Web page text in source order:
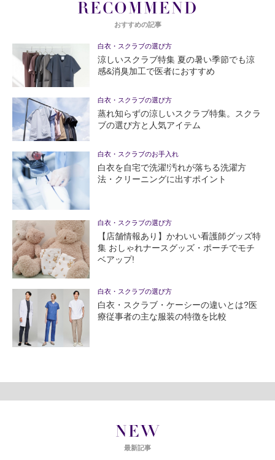
RECOMMEND
おすすめの記事
白衣・スクラブの選び方
涼しいスクラブ特集 夏の暑い季節でも涼
感&消臭加工で医者におすすめ
白衣・スクラブの選び方
蒸れ知らずの涼しいスクラブ特集。スクラ
ブの選び方と人気アイテム
白衣・スクラブのお手入れ
白衣を自宅で洗濯!汚れが落ちる洗濯方
法・クリーニングに出すポイント
白衣・スクラブの選び方
【店舗情報あり】かわいい看護師グッズ特
集 おしゃれナースグッズ・ポーチでモチ
ベアップ!
白衣・スクラブの選び方
白衣・スクラブ・ケーシーの違いとは?医
療従事者の主な服装の特徴を比較
NEW
最新記事